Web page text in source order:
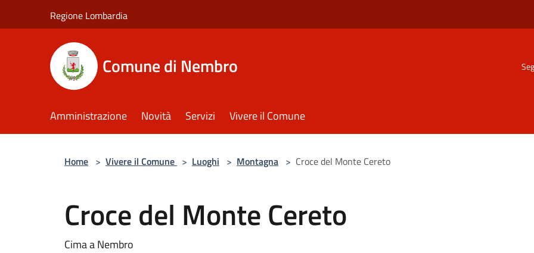
Regione Lombardia
Comune di Nembro
Amministrazione Novità Servizi Vivere il Comune
Home > Vivere il Comune > Luoghi > Montagna > Croce del Monte Cereto
Croce del Monte Cereto
Cima a Nembro